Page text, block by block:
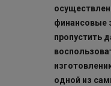
финансовые
пропустить
одной из